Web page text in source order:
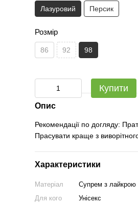
Лазуровий Персик
Розмір
86 92 98
Купити
Опис
Рекомендації по догляду:
Прасувати краще з
Характеристики
Матеріал
Супрем з лайкрою
Для кого
Унісекс